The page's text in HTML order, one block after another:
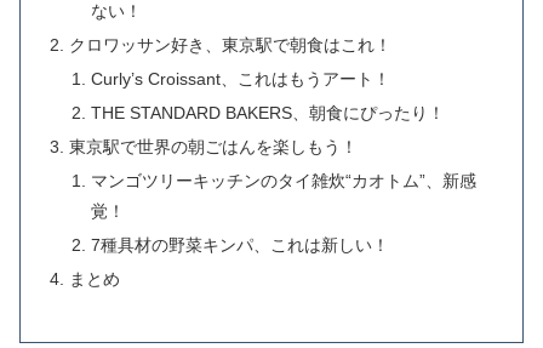
ない！
クロワッサン好き、東京駅で朝食はこれ！
Curly’s Croissant、これはもうアート！
THE STANDARD BAKERS、朝食にぴったり！
東京駅で世界の朝ごはんを楽しもう！
マンゴツリーキッチンのタイ雑炊“カオトム”、新感
覚！
7種具材の野菜キンパ、これは新しい！
まとめ